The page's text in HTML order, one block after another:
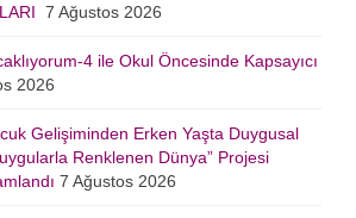
7 Ağustos 2026
4 ile Okul Öncesinde Kapsayıcı
2026
Gelişiminden Erken Yaşta Duygusal
Renklenen Dünya” Projesi
7 Ağustos 2026